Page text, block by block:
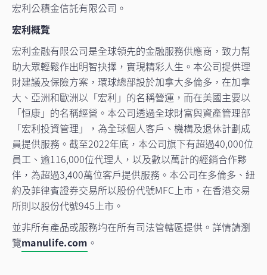
宏利公積金信託有限公司。
宏利概覽
宏利金融有限公司是全球領先的金融服務供應商，致力幫
助大眾輕鬆作出明智抉擇，實現精彩人生。本公司提供理
財建議及保險方案，環球總部設於加拿大多倫多，在加拿
大、亞洲和歐洲以「宏利」的名稱營運，而在美國主要以
「恒康」的名稱經營。本公司透過全球財富與資產管理部
「宏利投資管理」，為全球個人客戶、機構及退休計劃成
員提供服務。截至2022年底，本公司旗下有超過40,000位
員工、逾116,000位代理人，以及數以萬計的經銷合作夥
伴，為超過3,400萬位客戶提供服務。本公司在多倫多、紐
約及菲律賓證券交易所以股份代號MFC上市，在香港交易
所則以股份代號945上市。
並非所有產品或服務均在所有司法管轄區提供。詳情請瀏
覽manulife.com 。